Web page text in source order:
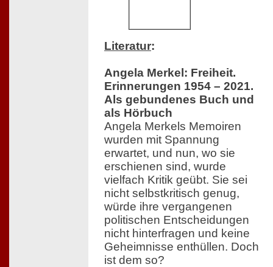
Literatur:
Angela Merkel: Freiheit.
Erinnerungen 1954 – 2021.
Als gebundenes Buch und
als Hörbuch
Angela Merkels Memoiren
wurden mit Spannung
erwartet, und nun, wo sie
erschienen sind, wurde
vielfach Kritik geübt. Sie sei
nicht selbstkritisch genug,
würde ihre vergangenen
politischen Entscheidungen
nicht hinterfragen und keine
Geheimnisse enthüllen. Doch
ist dem so?